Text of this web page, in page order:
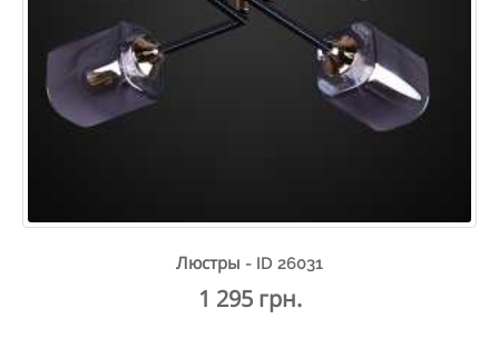
Люстры - ID 26031
1 295 грн.